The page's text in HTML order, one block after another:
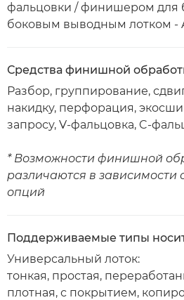
фальцовки / финишером для
боковым выводным лотком -
Средства финишной
Разбор, группирование,
накидку, перфорация,
запросу, V-фальцовка, C-
* Возможности финишной
различаются в зависимости
опций
Поддерживаемые типы
Универсальный лоток:
тонкая, простая,
плотная, с покрытием,